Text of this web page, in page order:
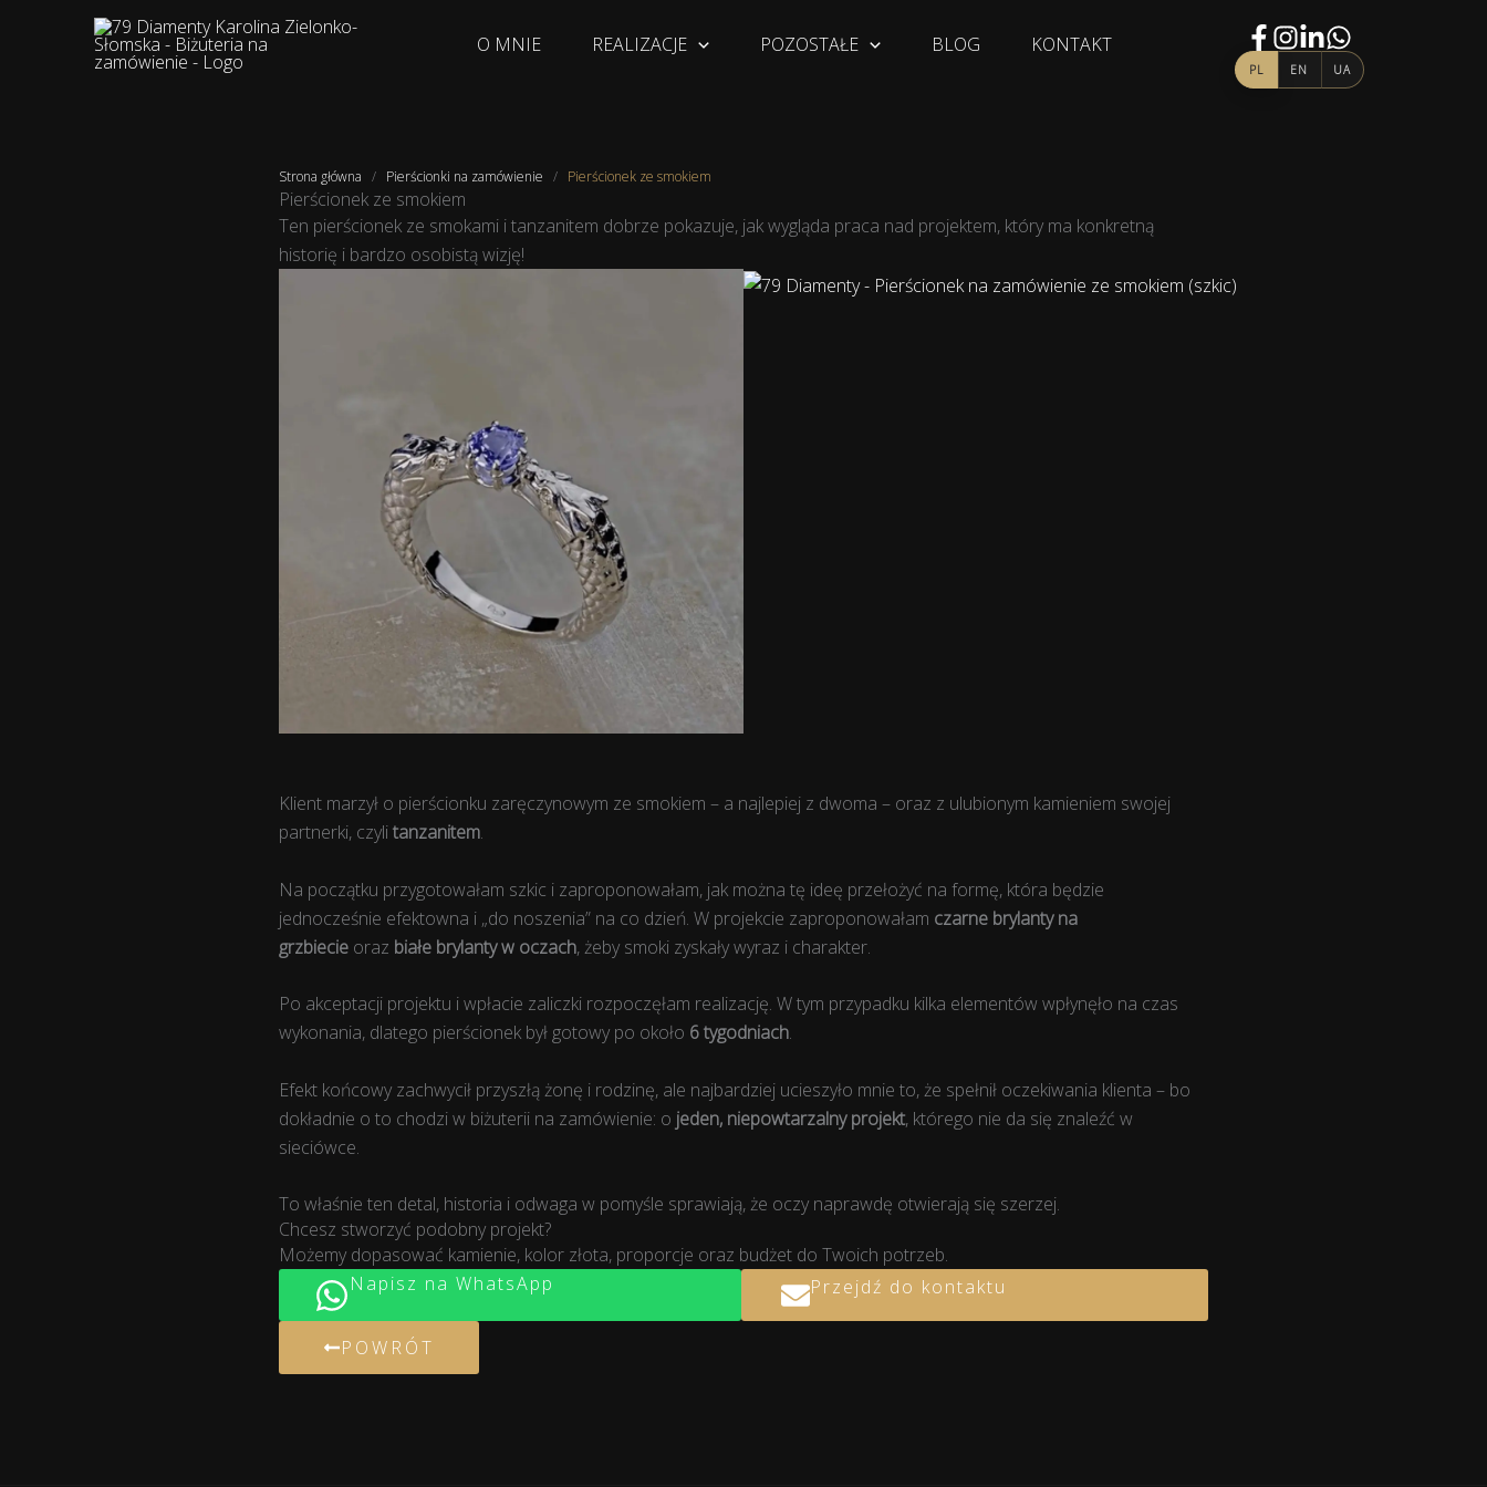
O MNIE REALIZACJE POZOSTAŁE BLOG KONTAKT
Strona główna / Pierścionki na zamówienie / Pierścionek ze smokiem
Pierścionek ze smokiem
Ten pierścionek ze smokami i tanzanitem dobrze pokazuje, jak wygląda praca nad projektem, który ma konkretną
historię i bardzo osobistą wizję!
Klient marzył o pierścionku zaręczynowym ze smokiem – a najlepiej z dwoma – oraz z ulubionym kamieniem swojej
partnerki, czylitanzanitem.
Na początku przygotowałam szkic i zaproponowałam, jak można tę ideę przełożyć na formę, która będzie
jednocześnie efektowna i „do noszenia” na co dzień. W projekcie zaproponowałam czarne brylanty na
grzbiecie oraz białe brylanty w oczach, żeby smoki zyskały wyraz i charakter.
Po akceptacji projektu i wpłacie zaliczki rozpoczęłam realizację. W tym przypadku kilka elementów wpłynęło na czas
wykonania, dlatego pierścionek był gotowy po około 6 tygodniach.
Efekt końcowy zachwycił przyszłą żonę i rodzinę, ale najbardziej ucieszyło mnie to, że spełnił oczekiwania klienta – bo
dokładnie o to chodzi w biżuterii na zamówienie: o jeden, niepowtarzalny projekt, którego nie da się znaleźć w
sieciówce.
To właśnie ten detal, historia i odwaga w pomyśle sprawiają, że oczy naprawdę otwierają się szerzej.
Chcesz stworzyć podobny projekt?
Możemy dopasować kamienie, kolor złota, proporcje oraz budżet do Twoich potrzeb.
Napisz na WhatsApp
Przejdź do kontaktu
POWRÓT